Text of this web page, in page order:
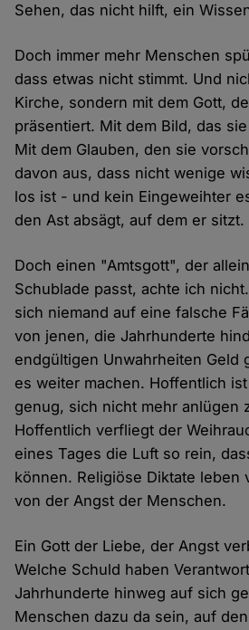
Sehen, das nicht hilft, ein
Doch immer mehr Menschen
dass etwas nicht stimmt. Und
Kirche, sondern mit dem Gott,
präsentiert. Mit dem Bild, das
Mit dem Glauben, den sie
davon aus, dass nicht wenige
los ist - und kein Eingeweihter
den Ast absägt, auf dem er sitzt.
Doch einen "Amtsgott", der
Schublade passt, achte ich
sich niemand auf eine falsche
von jenen, die Jahrhunderte
endgültigen Unwahrheiten Geld
es weiter machen. Hoffentlich
genug, sich nicht mehr anlügen
Hoffentlich verfliegt der
eines Tages die Luft so rein,
können. Religiöse Diktate leben
von der Angst der Menschen.
Ein Gott der Liebe, der Angst
Welche Schuld haben
Jahrhunderte hinweg auf sich
Menschen dazu da sein, auf